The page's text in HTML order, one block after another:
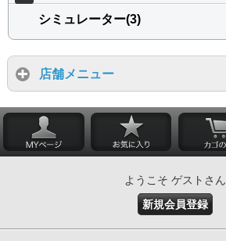
シミュレーター(3)
店舗メニュー
ようこそ ゲストさん
新規会員登録